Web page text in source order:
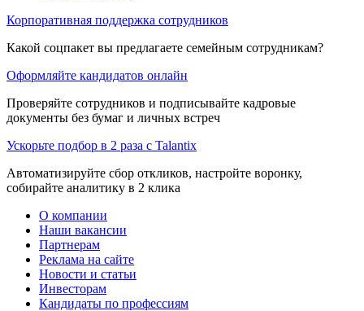
Корпоративная поддержка сотрудников
Какой соцпакет вы предлагаете семейным сотрудникам?
Оформляйте кандидатов онлайн
Проверяйте сотрудников и подписывайте кадровые
документы без бумаг и личных встреч
Ускорьте подбор в 2 раза с Talantix
Автоматизируйте сбор откликов, настройте воронку,
собирайте аналитику в 2 клика
О компании
Наши вакансии
Партнерам
Реклама на сайте
Новости и статьи
Инвесторам
Кандидаты по профессиям